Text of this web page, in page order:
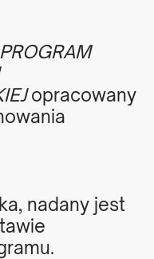
opracowany
nadany jest